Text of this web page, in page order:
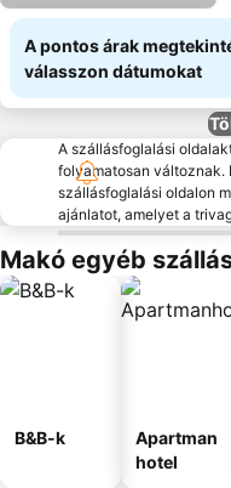
A pontos árak
válasszon dátumokat
A szállásfoglalási
folyamatosan változnak.
szállásfoglalási oldalon
ajánlatot, amelyet a
Makó egyéb
B&B-k
Apartman
hotel